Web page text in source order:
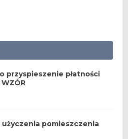
przyspieszenie płatności
użyczenia pomieszczenia